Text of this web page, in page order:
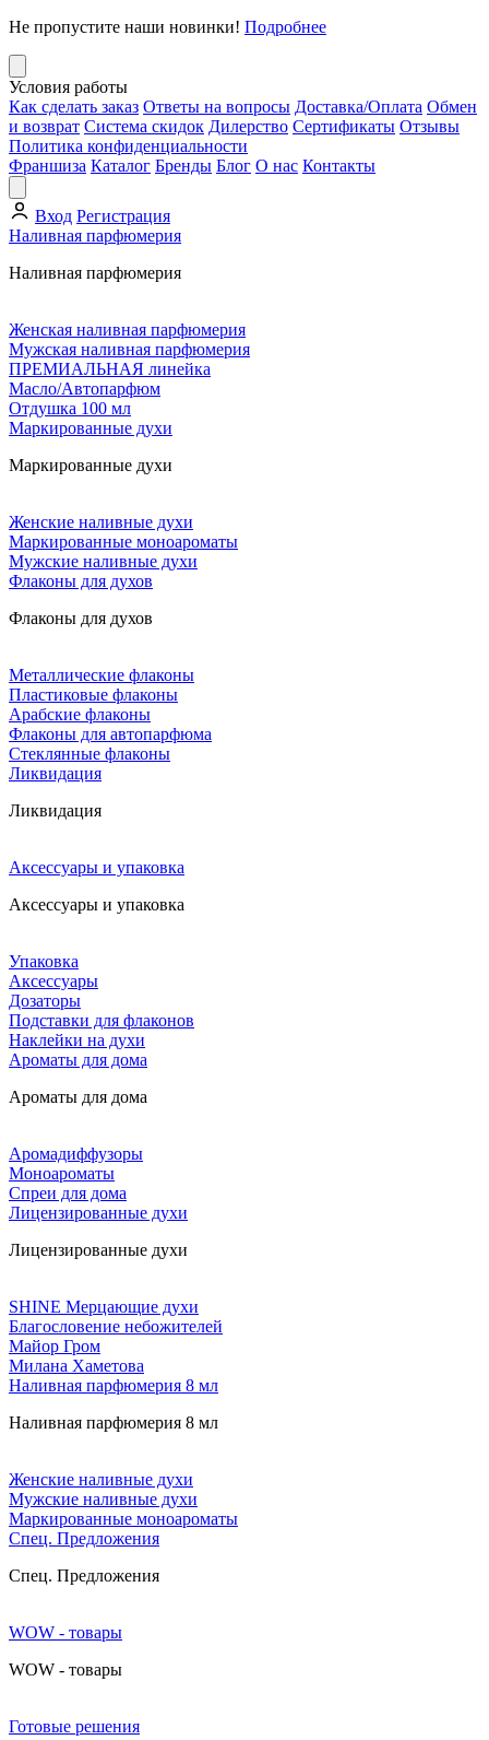
Не пропустите наши новинки! Подробнее
Условия работы
Как сделать заказ Ответы на вопросы Доставка/Оплата Обмен
и возврат Система скидок Дилерство Сертификаты Отзывы
Политика конфиденциальности
Франшиза Каталог Бренды Блог О нас Контакты
Вход Регистрация
Наливная парфюмерия
Наливная парфюмерия
Женская наливная парфюмерия
Мужская наливная парфюмерия
ПРЕМИАЛЬНАЯ линейка
Масло/Автопарфюм
Отдушка 100 мл
Маркированные духи
Маркированные духи
Женские наливные духи
Маркированные моноароматы
Мужские наливные духи
Флаконы для духов
Флаконы для духов
Металлические флаконы
Пластиковые флаконы
Арабские флаконы
Флаконы для автопарфюма
Стеклянные флаконы
Ликвидация
Ликвидация
Аксессуары и упаковка
Аксессуары и упаковка
Упаковка
Аксессуары
Дозаторы
Подставки для флаконов
Наклейки на духи
Ароматы для дома
Ароматы для дома
Аромадиффузоры
Моноароматы
Спреи для дома
Лицензированные духи
Лицензированные духи
SHINE Мерцающие духи
Благословение небожителей
Майор Гром
Милана Хаметова
Наливная парфюмерия 8 мл
Наливная парфюмерия 8 мл
Женские наливные духи
Мужские наливные духи
Маркированные моноароматы
Cпец. Предложения
Cпец. Предложения
WOW - товары
WOW - товары
Готовые решения